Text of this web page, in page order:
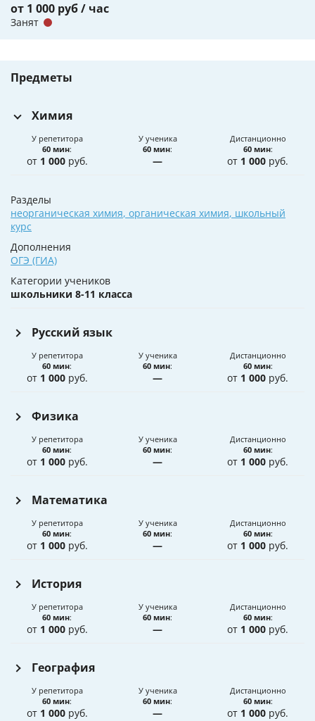
от 1 000 руб / час
Занят
Предметы
Химия
У репетитора
60 мин:
от 1 000руб.
У ученика
60 мин:
—
Дистанционно
60 мин:
от 1 000 руб.
Разделы
неорганическая химия, органическая химия, школьный
курс
Дополнения
ОГЭ (ГИА)
Категории учеников
школьники 8-11 класса
Русский язык
У репетитора
60 мин:
от 1 000руб.
У ученика
60 мин:
—
Дистанционно
60 мин:
от 1 000 руб.
Физика
У репетитора
60 мин:
от 1 000руб.
У ученика
60 мин:
—
Дистанционно
60 мин:
от 1 000 руб.
Математика
У репетитора
60 мин:
от 1 000руб.
У ученика
60 мин:
—
Дистанционно
60 мин:
от 1 000 руб.
История
У репетитора
60 мин:
от 1 000руб.
У ученика
60 мин:
—
Дистанционно
60 мин:
от 1 000 руб.
География
У репетитора
60 мин:
от 1 000руб.
У ученика
60 мин:
—
Дистанционно
60 мин:
от 1 000 руб.